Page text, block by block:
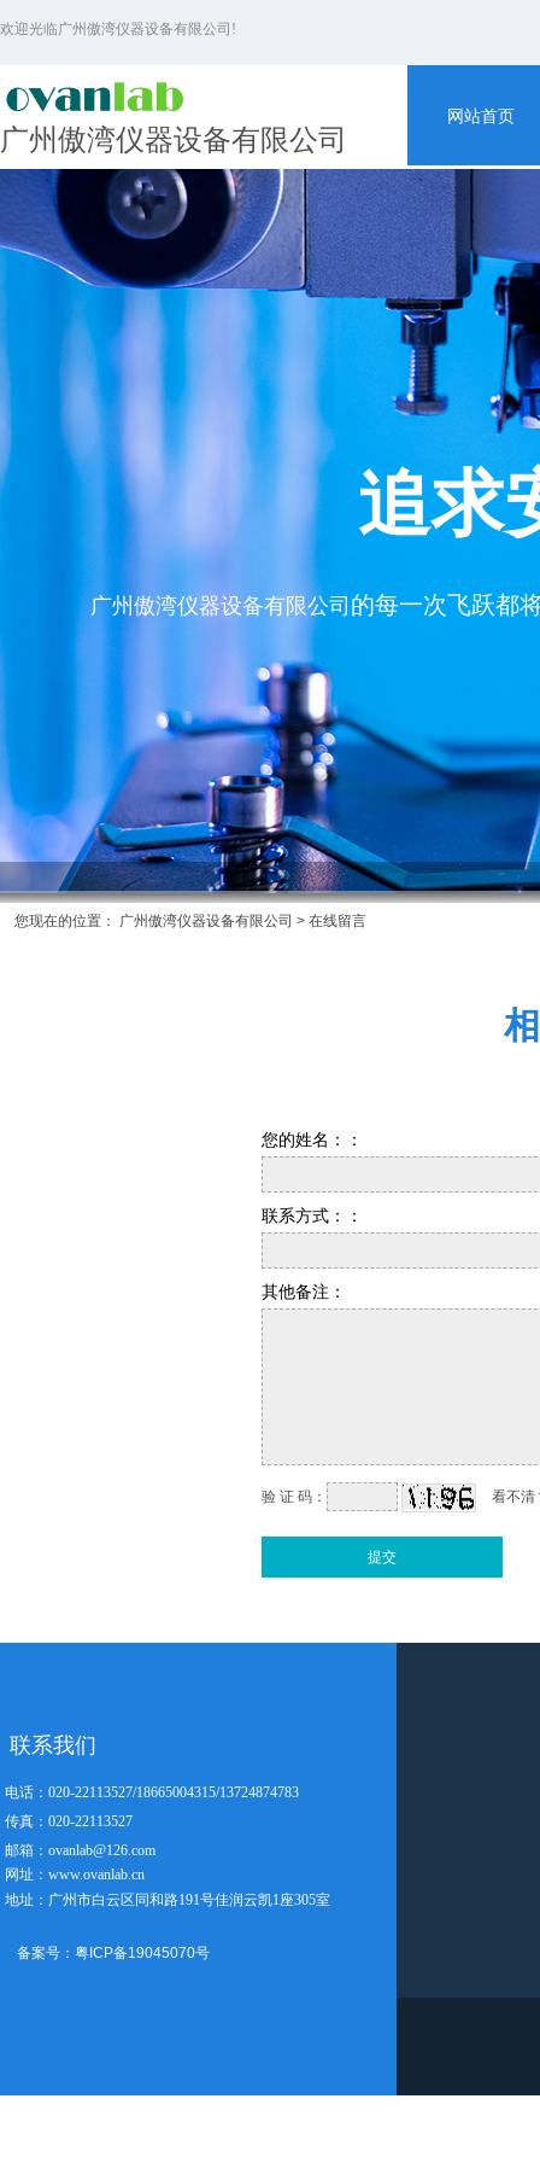
网站首页
欢迎光临广州傲湾仪器设备有限公司!
追求
广州傲湾仪器设备有限公司 的每一次飞跃都
广州傲湾仪器设备有限公司
您的姓名：：
联系方式：：
其他备注：
验 证 码： 看不清
您现在的位置： 广州傲湾仪器设备有限公司 > 在线留言
电话：020-22113527/18665004315/13724874783
传真：020-22113527
邮箱：ovanlab@126.com
网址：www.ovanlab.cn
地址：广州市白云区同和路191号佳润云凯1座305室
联系我们
备案号：粤ICP备19045070号